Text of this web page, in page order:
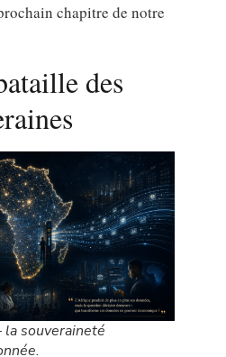
chapitre de notre
des
souveraineté